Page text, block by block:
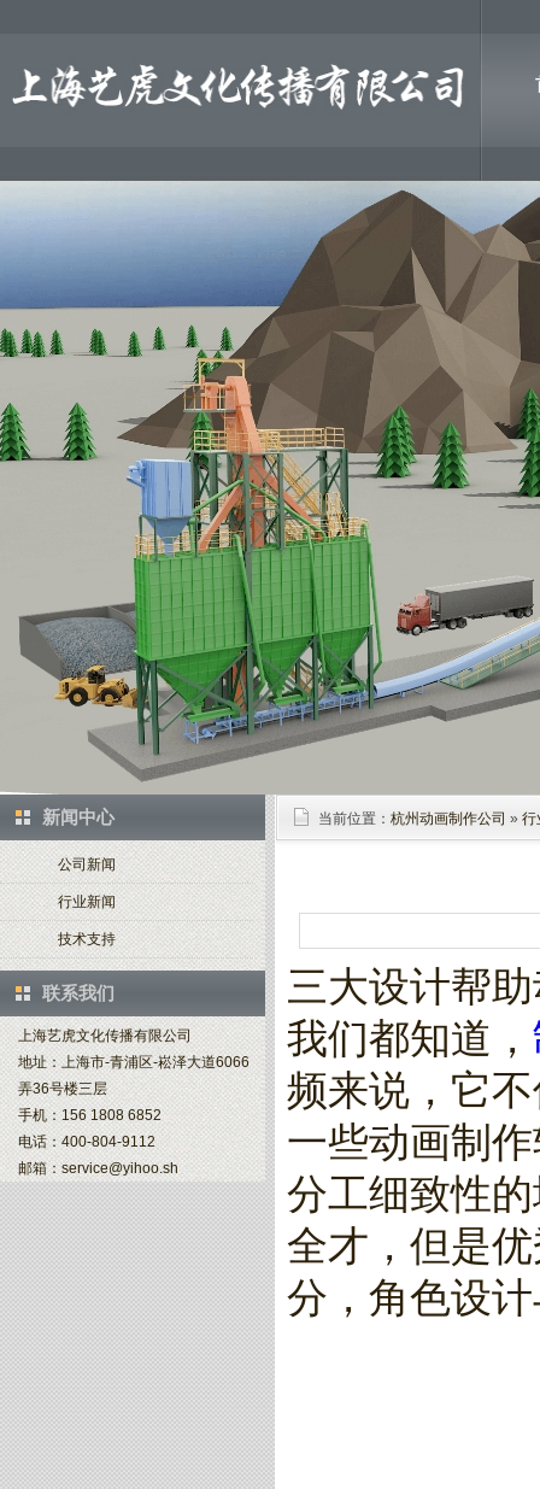
新闻中心
公司新闻
行业新闻
技术支持
联系我们
上海艺虎文化传播有限公司
地址：上海市-青浦区-崧泽大道6066
弄36号楼三层
手机：156 1808 6852
电话：400-804-9112
邮箱：service@yihoo.sh
当前位置： 杭州动画制作公司 » 行
三大设计帮
我们都知道，
频来说，它
一些动画制
分工细致性
全才，但是
分，角色设